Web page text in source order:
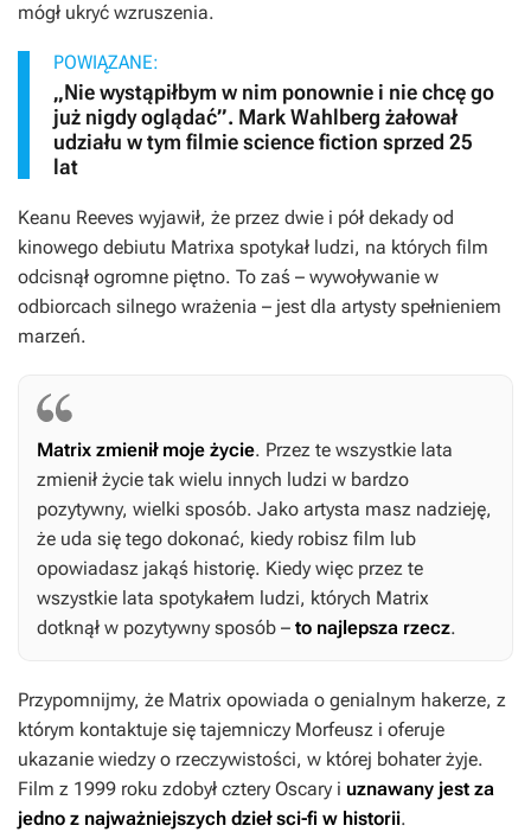
mógł ukryć wzruszenia.
POWIĄZANE:
„Nie wystąpiłbym w nim ponownie i nie chcę go
już nigdy oglądać”. Mark Wahlberg żałował
udziału w tym filmie science fiction sprzed 25
lat
Keanu Reeves wyjawił, że przez dwie i pół dekady od
kinowego debiutu Matrixa spotykał ludzi, na których film
odcisnął ogromne piętno. To zaś – wywoływanie w
odbiorcach silnego wrażenia – jest dla artysty spełnieniem
marzeń.
Matrix zmienił moje życie. Przez te wszystkie lata
zmienił życie tak wielu innych ludzi w bardzo
pozytywny, wielki sposób. Jako artysta masz nadzieję,
że uda się tego dokonać, kiedy robisz film lub
opowiadasz jakąś historię. Kiedy więc przez te
wszystkie lata spotykałem ludzi, których Matrix
dotknął w pozytywny sposób – to najlepsza rzecz.
Przypomnijmy, że Matrix opowiada o genialnym hakerze, z
którym kontaktuje się tajemniczy Morfeusz i oferuje
ukazanie wiedzy o rzeczywistości, w której bohater żyje.
Film z 1999 roku zdobył cztery Oscary i uznawany jest za
jedno z najważniejszych dzieł sci-fi w historii.